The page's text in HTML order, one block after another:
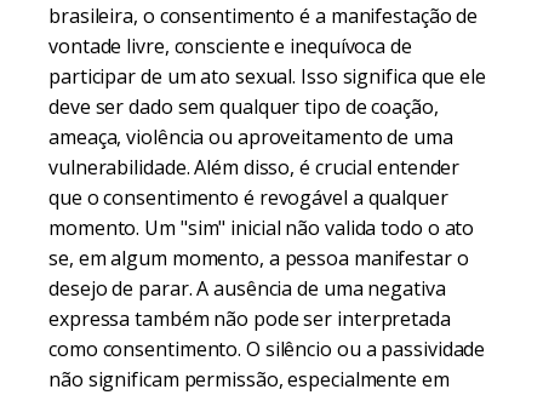
brasileira, o consentimento é a manifestação de
vontade livre, consciente e inequívoca de
participar de um ato sexual. Isso significa que ele
deve ser dado sem qualquer tipo de coação,
ameaça, violência ou aproveitamento de uma
vulnerabilidade. Além disso, é crucial entender
que o consentimento é revogável a qualquer
momento. Um "sim" inicial não valida todo o ato
se, em algum momento, a pessoa manifestar o
desejo de parar. A ausência de uma negativa
expressa também não pode ser interpretada
como consentimento. O silêncio ou a passividade
não significam permissão, especialmente em